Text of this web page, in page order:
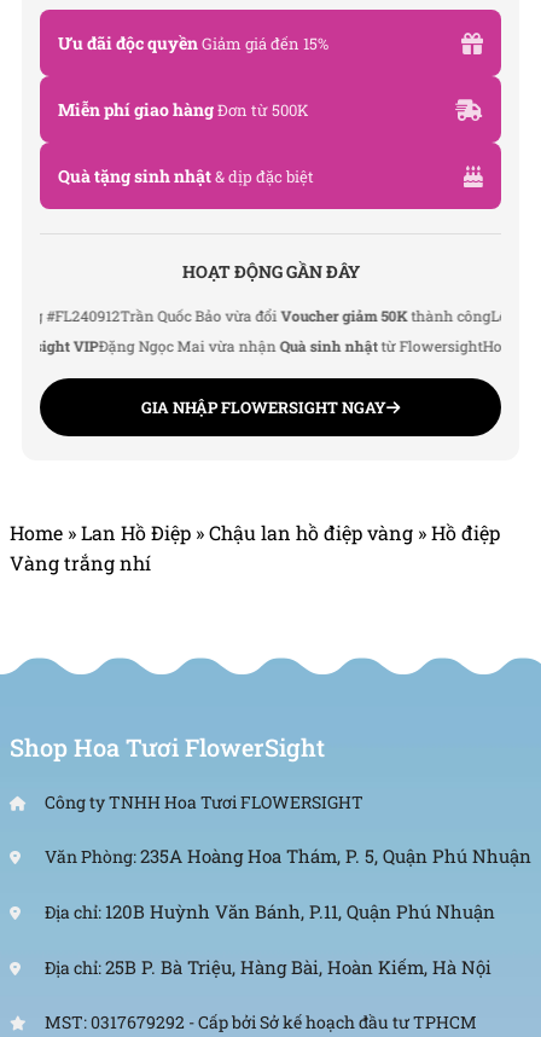
Email: info@flowersight.com
Website: https://flowersight.com/
Đánh giá product này
Ưu đãi độc quyềnGiảm giá đến 15%
Miễn phí giao hàngĐơn từ 500K
Quà tặng sinh nhật& dịp đặc biệt
HOẠT ĐỘNG GẦN ĐÂY
Trần Quốc Bảo vừa đổiVoucher giảm 50Kthành côngLê Thu Hà
VIPĐặng Ngọc Mai vừa nhậnQuà sinh nhậttừ FlowersightHoàng Đức
GIA NHẬP FLOWERSIGHT NGAY
Home »Lan Hồ Điệp »Chậu lan hồ điệp vàng »Hồ điệp
Vàng trắng nhí
Shop Hoa Tươi FlowerSight
Công ty TNHH Hoa Tươi FLOWERSIGHT
Văn Phòng:235A Hoàng Hoa Thám, P. 5, Quận Phú Nhuận
Địa chỉ: 120B Huỳnh Văn Bánh, P.11, Quận Phú Nhuận
Địa chỉ:25B P. Bà Triệu, Hàng Bài, Hoàn Kiếm, Hà Nội
MST: 0317679292 - Cấp bởi Sở kế hoạch đầu tư TPHCM